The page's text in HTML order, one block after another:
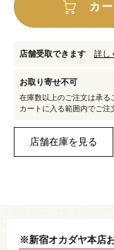
カ
店舗受取できます 詳し
お取り寄せ不可
在庫数以上のご注文は承る
カートに入る範囲内でご注
※新宿オカダヤ本店